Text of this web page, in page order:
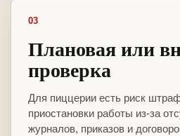
03
Плановая или
проверка
Для пиццерии есть риск
приостановки работы из-за
журналов, приказов и